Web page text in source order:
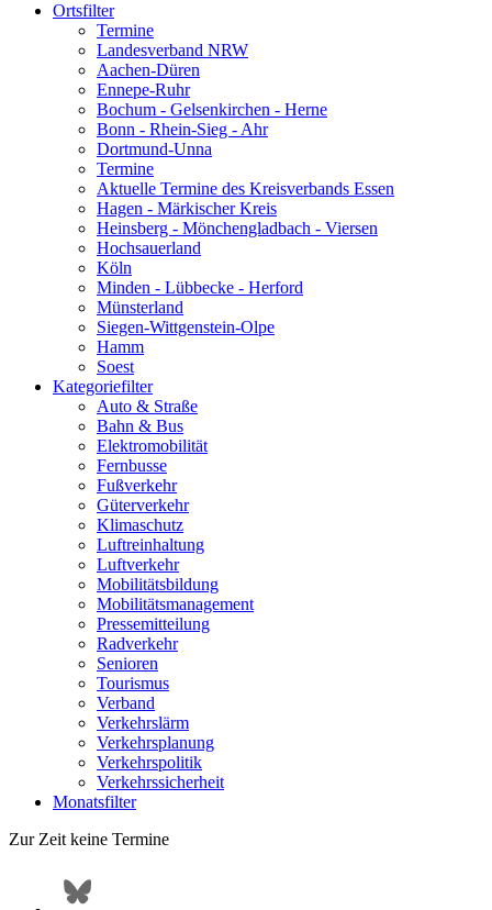
Ortsfilter
Termine
Landesverband NRW
Aachen-Düren
Ennepe-Ruhr
Bochum - Gelsenkirchen - Herne
Bonn - Rhein-Sieg - Ahr
Dortmund-Unna
Termine
Aktuelle Termine des Kreisverbands Essen
Hagen - Märkischer Kreis
Heinsberg - Mönchengladbach - Viersen
Hochsauerland
Köln
Minden - Lübbecke - Herford
Münsterland
Siegen-Wittgenstein-Olpe
Hamm
Soest
Kategoriefilter
Auto & Straße
Bahn & Bus
Elektromobilität
Fernbusse
Fußverkehr
Güterverkehr
Klimaschutz
Luftreinhaltung
Luftverkehr
Mobilitätsbildung
Mobilitätsmanagement
Pressemitteilung
Radverkehr
Senioren
Tourismus
Verband
Verkehrslärm
Verkehrsplanung
Verkehrspolitik
Verkehrssicherheit
Monatsfilter
Zur Zeit keine Termine